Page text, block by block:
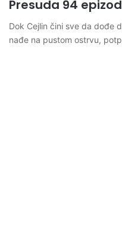
Presuda 94
Dok Cejlin čini sve da dođe
nađe na pustom ostrvu,